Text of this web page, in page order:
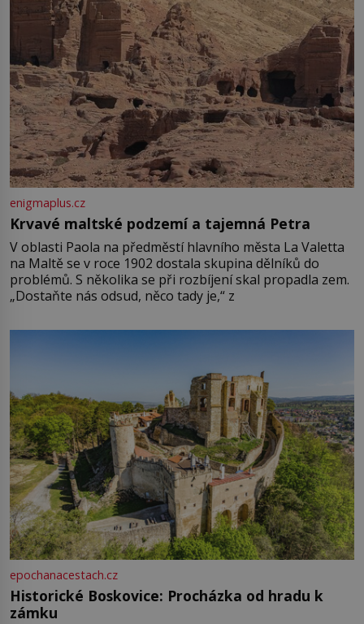
enigmaplus.cz
Krvavé maltské podzemí a tajemná Petra
V oblasti Paola na předměstí hlavního města La Valetta
na Maltě se v roce 1902 dostala skupina dělníků do
problémů. S několika se při rozbíjení skal propadla zem.
„Dostaňte nás odsud, něco tady je,“ z
epochanacestach.cz
Historické Boskovice: Procházka od hradu k
zámku